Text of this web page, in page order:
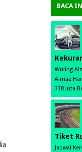
BACA
Wuling
Almaz
338 Juta
Tiket
Jadwal